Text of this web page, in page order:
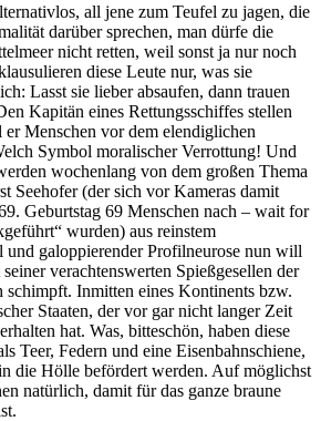
all jene zum Teufel zu jagen, die
darüber sprechen, man dürfe die
nicht retten, weil sonst ja nur noch
diese Leute nur, was sie
Lasst sie lieber absaufen, dann trauen
Kapitän eines Rettungsschiffes stellen
Menschen vor dem elendiglichen
Symbol moralischer Verrottung! Und
wochenlang von dem großen Thema
Seehofer (der sich vor Kameras damit
Geburtstag 69 Menschen nach – wait for
wurden) aus reinstem
galoppierender Profilneurose nun will
verachtenswerten Spießgesellen der
schimpft. Inmitten eines Kontinents bzw.
Staaten, der vor gar nicht langer Zeit
hat. Was, bitteschön, haben diese
Teer, Federn und eine Eisenbahnschiene,
die Hölle befördert werden. Auf möglichst
natürlich, damit für das ganze braune